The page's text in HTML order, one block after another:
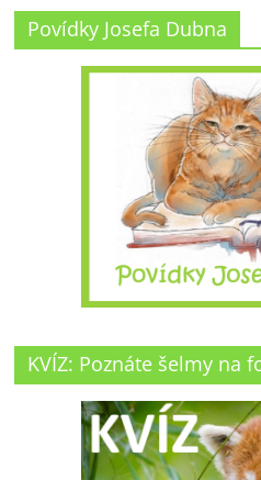
Povídky Josefa Dubna
KVÍZ: Poznáte šelmy na